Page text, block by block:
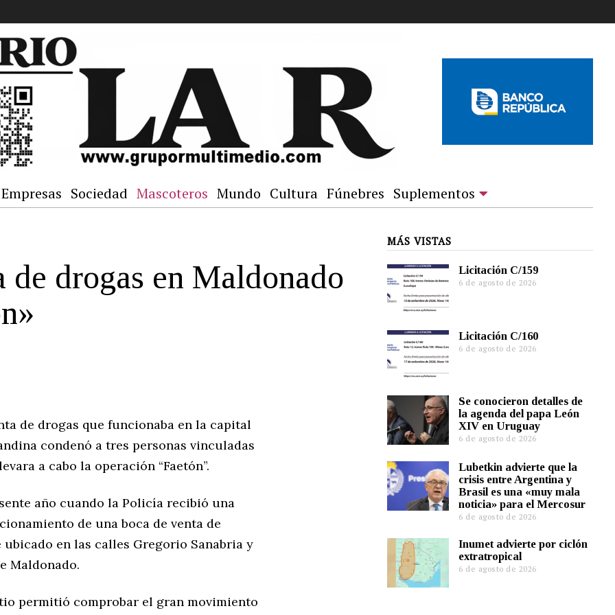
Empresas Sociedad Mascoteros Mundo Cultura Fúnebres Suplementos
de drogas en Maldonado
de drogas que funcionaba en la capital
condenó a tres personas vinculadas
a cabo la operación “Faetón”.
año cuando la Policía recibió una
de una boca de venta de
en las calles Gregorio Sanabria y
Maldonado.
permitió comprobar el gran movimiento
MÁS VISTAS
Licitación C/159
6 de agosto de 2026
Licitación C/160
6 de agosto de 2026
Se conocieron detalles de
la agenda del papa León
XIV en Uruguay
6 de agosto de 2026
Lubetkin advierte que la
crisis entre Argentina y
Brasil es una «muy mala
noticia» para el Mercosur
6 de agosto de 2026
Inumet advierte por ciclón
extratropical
6 de agosto de 2026